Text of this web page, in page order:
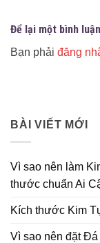
Để lại một bình luận
Bạn phải đăng
BÀI VIẾT MỚI
Vì sao nên làm
thước chuẩn Ai
Kích thước Kim
Vì sao nên đặt